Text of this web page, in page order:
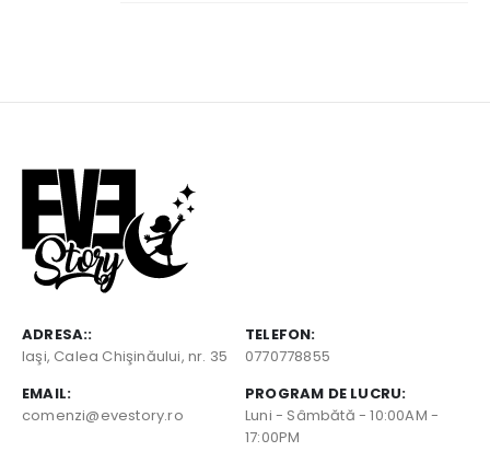
ADRESA::
Iaşi, Calea Chişinăului, nr. 35
TELEFON:
0770778855
EMAIL:
comenzi@evestory.ro
PROGRAM DE LUCRU:
Luni - Sâmbătă - 10:00AM -
17:00PM